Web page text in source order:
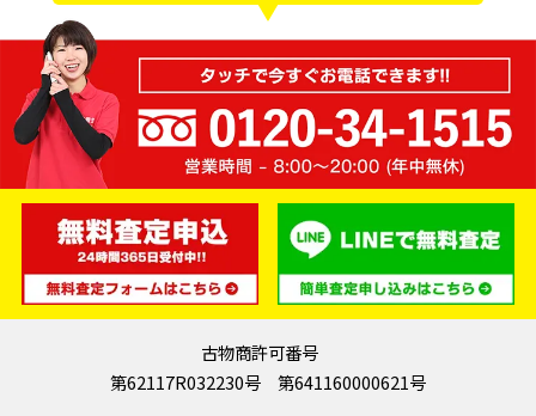
古物商許可番号
第62117R032230号 第641160000621号